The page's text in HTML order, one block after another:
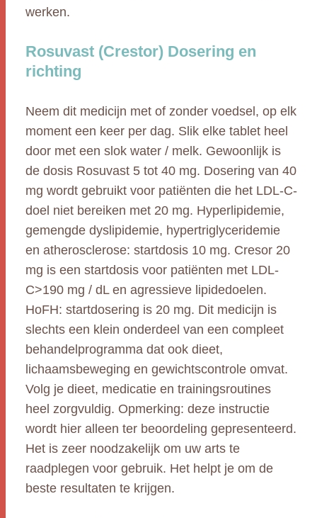
werken.
Rosuvast (Crestor) Dosering en
richting
Neem dit medicijn met of zonder voedsel, op elk
moment een keer per dag. Slik elke tablet heel
door met een slok water / melk. Gewoonlijk is
de dosis Rosuvast 5 tot 40 mg. Dosering van 40
mg wordt gebruikt voor patiënten die het LDL-C-
doel niet bereiken met 20 mg. Hyperlipidemie,
gemengde dyslipidemie, hypertriglyceridemie
en atherosclerose: startdosis 10 mg. Cresor 20
mg is een startdosis voor patiënten met LDL-
C>190 mg / dL en agressieve lipidedoelen.
HoFH: startdosering is 20 mg. Dit medicijn is
slechts een klein onderdeel van een compleet
behandelprogramma dat ook dieet,
lichaamsbeweging en gewichtscontrole omvat.
Volg je dieet, medicatie en trainingsroutines
heel zorgvuldig. Opmerking: deze instructie
wordt hier alleen ter beoordeling gepresenteerd.
Het is zeer noodzakelijk om uw arts te
raadplegen voor gebruik. Het helpt je om de
beste resultaten te krijgen.